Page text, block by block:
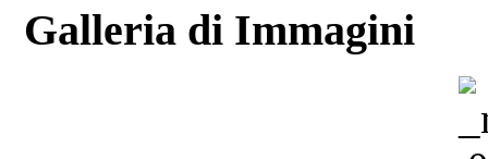
Galleria di Immagini